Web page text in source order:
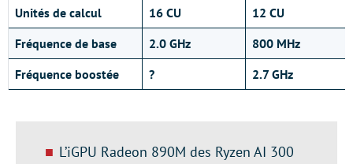
Unités de calcul
16 CU
12 CU
Fréquence de base
2.0 GHz
800 MHz
Fréquence boostée
? 2.7 GHz
L’iGPU Radeon 890M des Ryzen AI 300